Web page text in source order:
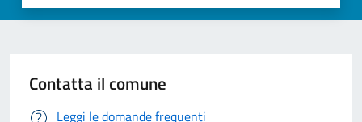
Contatta il comune
Leggi le domande frequenti